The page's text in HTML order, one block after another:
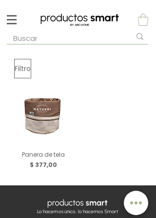
Filtro
Panera de tela
Precio
$ 377,00
Lo hacemos único, lo hacemos Smart